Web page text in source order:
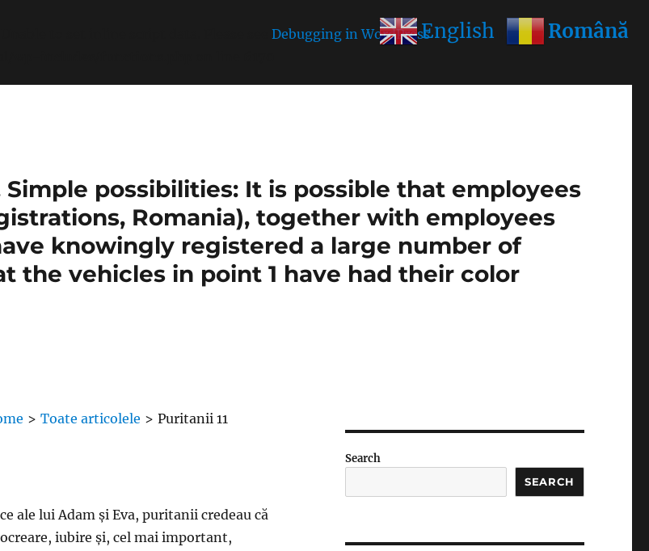
Debugging in WordPressfor more information. (This
possibilities: It is possible that employees
Romania), together with employees
knowingly registered a large number of
the vehicles in point 1 have had their color
> Toate articolele > Puritanii 11
ale lui Adam și Eva, puritanii credeau că
iubire și, cel mai important,
Search
SEARCH
English Română